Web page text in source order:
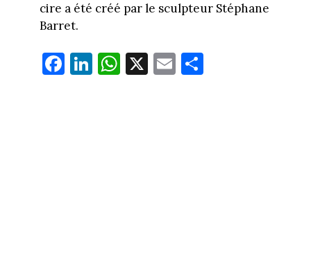
cire a été créé par le sculpteur Stéphane
Barret.
Fa
ce
Li
nk
W
ha
X E
m
Pa